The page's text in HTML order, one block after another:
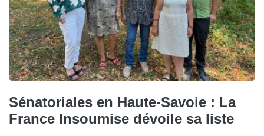
Sénatoriales en Haute-Savoie : La
France Insoumise dévoile sa liste